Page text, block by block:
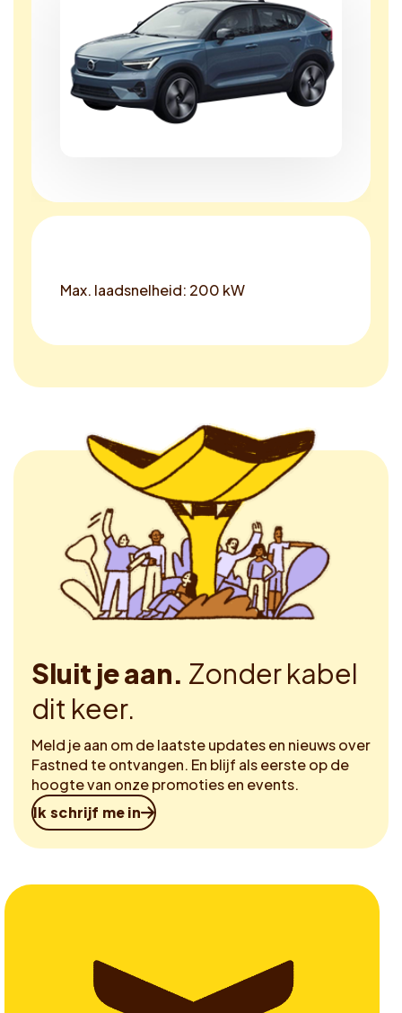
Max. laadsnelheid: 200 kW
Sluit je aan. Zonder kabel
dit keer.
Meld je aan om de laatste updates en nieuws over
Fastned te ontvangen. En blijf als eerste op de
hoogte van onze promoties en events.
Ik schrijf me in